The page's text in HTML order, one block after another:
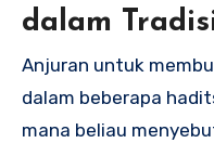
dalam
Anjuran untuk
dalam beberapa
mana beliau